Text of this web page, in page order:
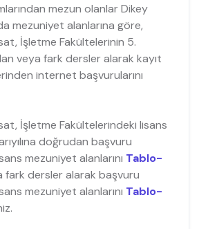
mezun olanlar Dikey
mezuniyet alanlarına göre,
İşletme Fakültelerinin 5.
veya fark dersler alarak kayıt
internet başvurularını
İşletme Fakültelerindeki lisans
doğrudan başvuru
mezuniyet alanlarını Tablo-
fark dersler alarak başvuru
mezuniyet alanlarını Tablo-